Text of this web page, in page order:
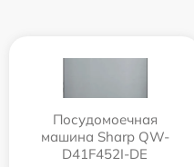
Посудомоечная
машина Sharp QW-
D41F452I-DE